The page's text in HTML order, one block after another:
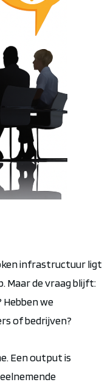
infrastructuur ligt
Maar de vraag blijft:
we
of bedrijven?
. Een output is